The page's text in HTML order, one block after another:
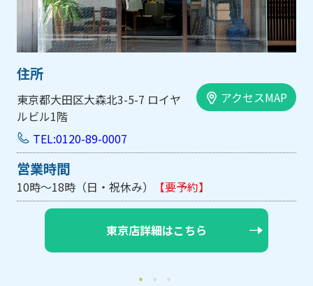
住所
東京都大田区大森北3-5-7 ロイヤ
ルビル1階
アクセスMAP
TEL:0120-89-0007
営業時間
10時～18時（日・祝休み） 【要予約】
東京店詳細はこちら